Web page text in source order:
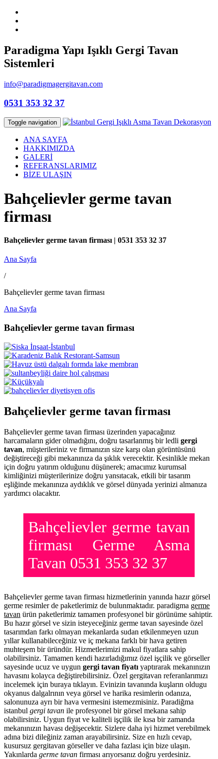
Paradigma Yapı Işıklı Gergi Tavan
Sistemleri
info@paradigmagergitavan.com
0531 353 32 37
Toggle navigation
ANA SAYFA
HAKKIMIZDA
GALERİ
REFERANSLARIMIZ
BİZE ULAŞIN
Bahçelievler germe tavan
firması
Bahçelievler germe tavan firması | 0531 353 32 37
Ana Sayfa
/
Bahçelievler germe tavan firması
Ana Sayfa
Bahçelievler germe tavan firması
Bahçelievler germe tavan firması
Bahçelievler germe tavan firması üzerinden yapacağınız
harcamaların gider olmadığını, doğru tasarlanmış bir ledli gergi
tavan, müşterileriniz ve firmanızın size karşı olan görüntüsünü
değiştireceği gibi mekanınıza da şıklık verecektir. Kesinlikle mekan
için doğru yatırım olduğunu düşünerek; amacımız kurumsal
kimliğinizi müşterilerinize doğru yansıtacak, etkili bir tasarım
eşliğinde mekanınıza aydıklık ve görsel dünyada yerinizi almanıza
yardımcı olacaktır.
Bahçelievler germe tavan
firması Germe Asma
Tavan 0531 353 32 37
Bahçelievler germe tavan firması hizmetlerinin yanında hazır görsel
germe resimler de paketlerimiz de bulunmaktadır. paradigma germe
tavan ürün paketlerimiz tamamen profesyonel bir görünüme sahiptir.
Bu hazır görsel ve sizin isteyeceğiniz germe tavan sayesinde özel
tasarımdan farkı olmayan mekanlarda sudan etkilenmeyen uzun
yıllar kullanabileceğiniz ve iç mekana farklı bir hava getiren
muhteşem bir üründür. Hizmetlerimizi makul fiyatlara sahip
olabilirsiniz. Tamamen kendi hazırladığımız özel işçilik ve görseller
sayesinde ucuz ve uygun gergi tavan fiyatı yaptırarak mekanınızın
havasını kolayca değiştirebilirsiniz. Özel gergitavan referanlarımızı
incelemek için buraya tıklayın. Evinizin tavanında kuşların oldugu
okyanus dalgalrının veya görsel ve harika resimlerin odanıza,
salonunuza ayrı bir hava vermesini istemezmisiniz. Paradiğma
istanbul gergi tavan ile profesyonel bir görsel mekana sahip
olabilirsiniz. Uygun fiyat ve kaliteli işçilik ile kısa bir zamanda
mekanınızın havası değişecektir. Sizlere daha iyi hizmet verebilmek
adına bizi dileğiniz zaman arayabilirsiniz. Size en hızlı cevap,
kusursuz gergitavan görseller ve daha fazlası için bize ulaşın.
Yakınlarda germe tavan firması arıyorsanız doğru yerdesiniz.